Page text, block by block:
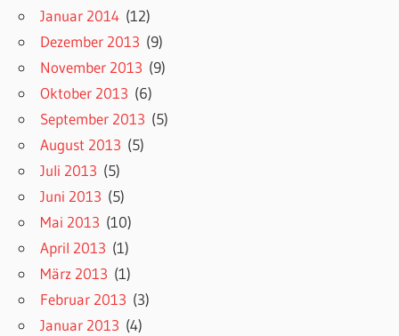
Januar 2014 (12)
Dezember 2013 (9)
November 2013 (9)
Oktober 2013 (6)
September 2013 (5)
August 2013 (5)
Juli 2013 (5)
Juni 2013 (5)
Mai 2013 (10)
April 2013 (1)
März 2013 (1)
Februar 2013 (3)
Januar 2013 (4)